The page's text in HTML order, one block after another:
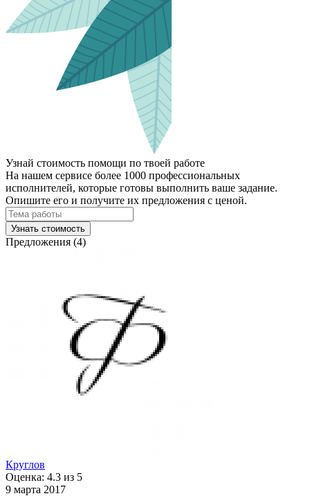
Узнай стоимость помощи по твоей работе
На нашем сервисе более 1000 профессиональных
исполнителей, которые готовы выполнить ваше задание.
Опишите его и получите их предложения с ценой.
Узнать стоимость
Предложения (4)
Круглов
Оценка: 4.3 из 5
9 марта 2017